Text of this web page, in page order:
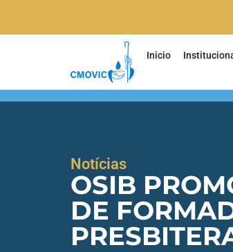
Inicio
Notícias
OSIB
DE